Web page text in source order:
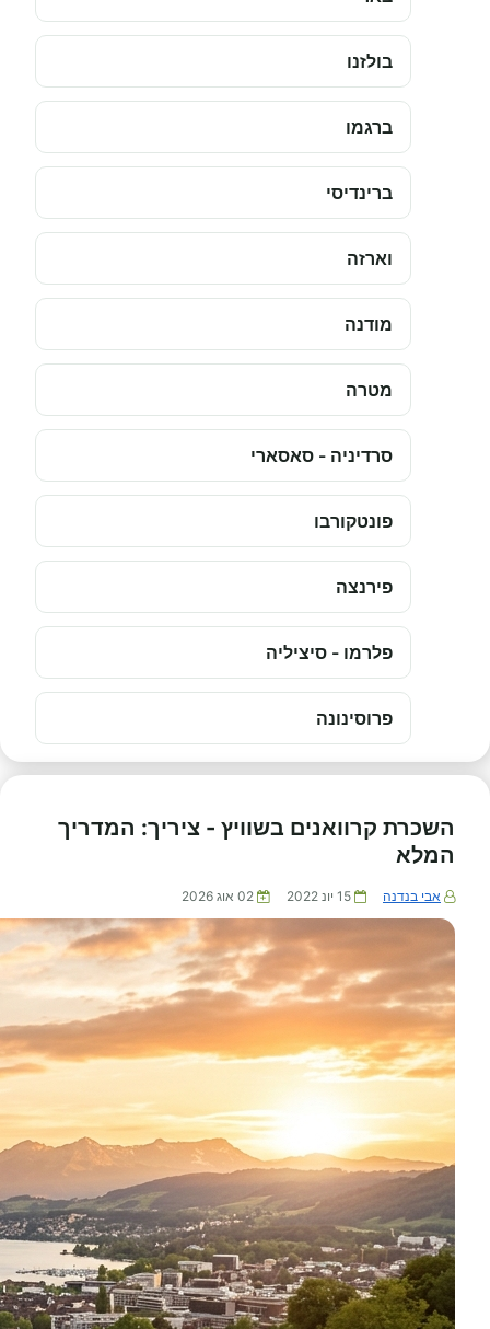
בולזנו
ברגמו
ברינדיסי
וארזה
מודנה
מטרה
סרדיניה - סאסארי
פונטקורבו
פירנצה
פלרמו - סיציליה
פרוסינונה
השכרת קרוואנים בשוויץ - ציריך: המדריך
המלא
אבי בנדנה 15 יונ 2022 02 אוג 2026